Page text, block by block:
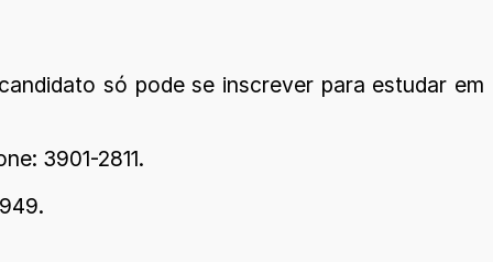
só pode se inscrever para estudar em
3901-2811.